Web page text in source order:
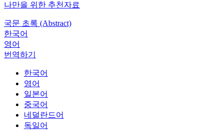
나만을 위한 추천자료
국문 초록 (Abstract)
한국어
영어
번역하기
한국어
영어
일본어
중국어
네덜란드어
독일어